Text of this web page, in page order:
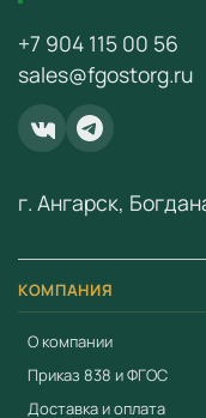
Для заказа и
свяжитесь с нами:
fgostorg.ru@yandex.ru
ООО «Учебный
образовательного
ИНН 3801158281.
КОМПАНИЯ
О компании
Приказ 838 и ФГОС
Доставка и оплата
+7 904 115 00 56
sales@fgostorg.ru
г. Ангарск,